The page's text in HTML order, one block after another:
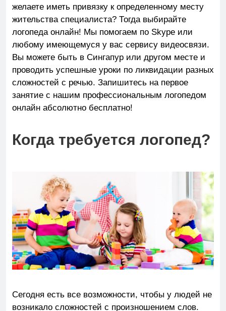
желаете иметь привязку к определенному месту
жительства специалиста? Тогда выбирайте
логопеда онлайн! Мы помогаем по Skype или
любому имеющемуся у вас сервису видеосвязи.
Вы можете быть в Сингапур или другом месте и
проводить успешные уроки по ликвидации разных
сложностей с речью. Запишитесь на первое
занятие с нашим профессиональным логопедом
онлайн абсолютно бесплатно!
Когда требуется логопед?
Сегодня есть все возможности, чтобы у людей не
возникало сложностей с произношением слов.